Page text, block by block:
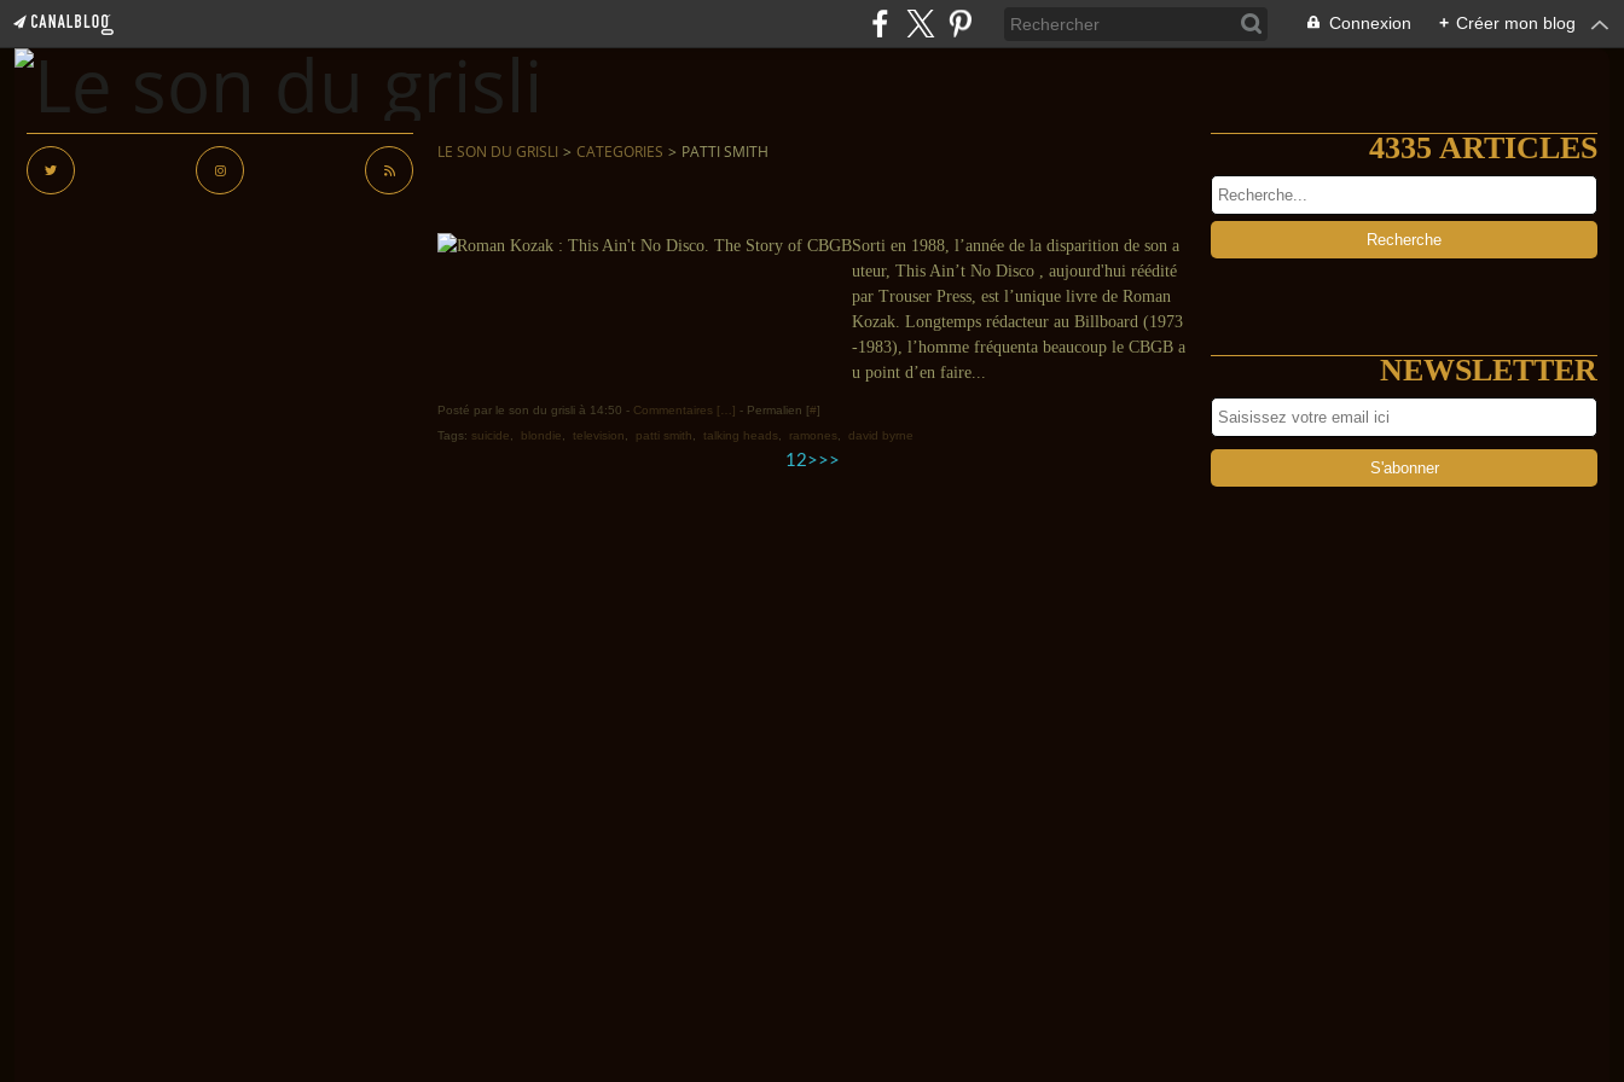
Connexion + Créer mon blog
LE SON DU GRISLI > CATEGORIES > PATTI SMITH
Sorti en 1988, l’année de la disparition de son a
uteur, This Ain’t No Disco , aujourd'hui réédité
par Trouser Press, est l’unique livre de Roman
Kozak. Longtemps rédacteur au Billboard (1973
-1983), l’homme fréquenta beaucoup le CBGB a
u point d’en faire...
Posté par le son du grisli à 14:50 - Commentaires [ ] - Permalien [#]
Tags: suicide blondie television patti smith talking heads ramones david byrne
12>>>
4335 ARTICLES
NEWSLETTER